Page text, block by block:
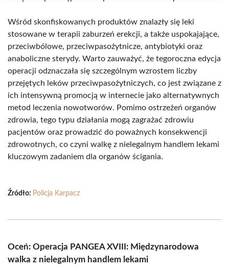
Wśród skonfiskowanych produktów znalazły się leki
stosowane w terapii zaburzeń erekcji, a także uspokajające,
przeciwbólowe, przeciwpasożytnicze, antybiotyki oraz
anaboliczne sterydy. Warto zauważyć, że tegoroczna edycja
operacji odznaczała się szczególnym wzrostem liczby
przejętych leków przeciwpasożytniczych, co jest związane z
ich intensywną promocją w internecie jako alternatywnych
metod leczenia nowotworów. Pomimo ostrzeżeń organów
zdrowia, tego typu działania mogą zagrażać zdrowiu
pacjentów oraz prowadzić do poważnych konsekwencji
zdrowotnych, co czyni walkę z nielegalnym handlem lekami
kluczowym zadaniem dla organów ścigania.
Źródło: Policja Karpacz
Oceń: Operacja PANGEA XVIII: Międzynarodowa
walka z nielegalnym handlem lekami